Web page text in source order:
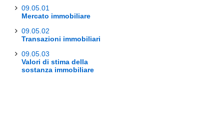
09.05.01
Mercato immobiliare
09.05.02
Transazioni immobiliari
09.05.03
Valori di stima della
sostanza immobiliare